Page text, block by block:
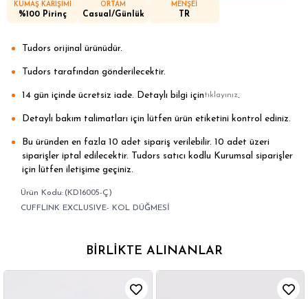
KUMAŞ KARIŞIMI
%100 Pirinç
ORTAM
Casual/Günlük
MENŞEİ
TR
Tudors orijinal ürünüdür.
Tudors tarafından gönderilecektir.
14 gün içinde ücretsiz iade. Detaylı bilgi içintıklayınız.
Detaylı bakım talimatları için lütfen ürün etiketini kontrol ediniz.
Bu üründen en fazla 10 adet sipariş verilebilir. 10 adet üzeri
siparişler iptal edilecektir. Tudors satıcı kodlu Kurumsal siparişler
için lütfen iletişime geçiniz.
(KD16005-Ç)
CUFFLINK EXCLUSIVE- KOL DÜĞMESİ
BIRLIKTE ALINANLAR